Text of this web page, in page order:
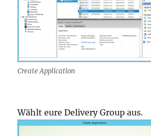
Create Application
Wählt eure Delivery Group aus.